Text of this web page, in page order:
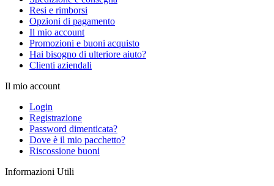
Resi e rimborsi
Opzioni di pagamento
Il mio account
Promozioni e buoni acquisto
Hai bisogno di ulteriore aiuto?
Clienti aziendali
Il mio account
Login
Registrazione
Password dimenticata?
Dove è il mio pacchetto?
Riscossione buoni
Informazioni Utili